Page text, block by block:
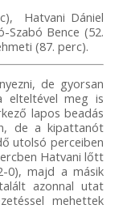
Hatvani Dániel
Szabó Bence (52.
(87. perc).
de gyorsan
elteltével meg is
lapos beadás
de a kipattanót
utolsó perceiben
Hatvani lőtt
0), majd a másik
azonnal utat
mehettek